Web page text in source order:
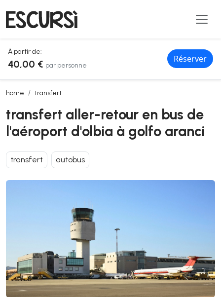
À partir de:
40,00 € par personne
Réserver
home transfert
transfert aller-retour en bus de l'aéroport d'olbia à golfo aranci
transfert aller-retour en bus de
l'aéroport d'olbia à golfo aranci
transfert autobus